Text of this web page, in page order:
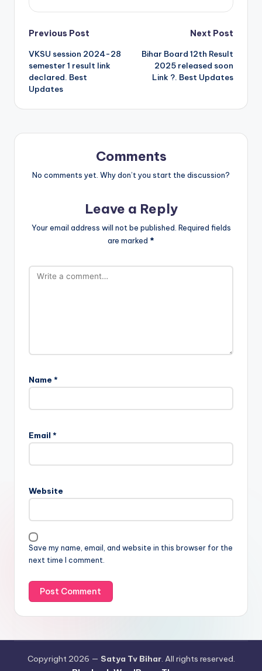
Previous Post
VKSU session 2024-28
semester 1 result link
declared. Best
Updates
Next Post
Bihar Board 12th Result
2025 released soon
Link ?. Best Updates
Comments
No comments yet. Why don’t you start the discussion?
Leave a Reply
Your email address will not be published. Required fields
are marked *
Name *
Email *
Website
Save my name, email, and website in this browser for the
next time I comment.
Copyright 2026 — Satya Tv Bihar. All rights reserved.